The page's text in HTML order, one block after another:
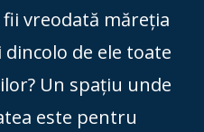
vreodată măreția
dincolo de ele toate
Un spațiu unde
este pentru